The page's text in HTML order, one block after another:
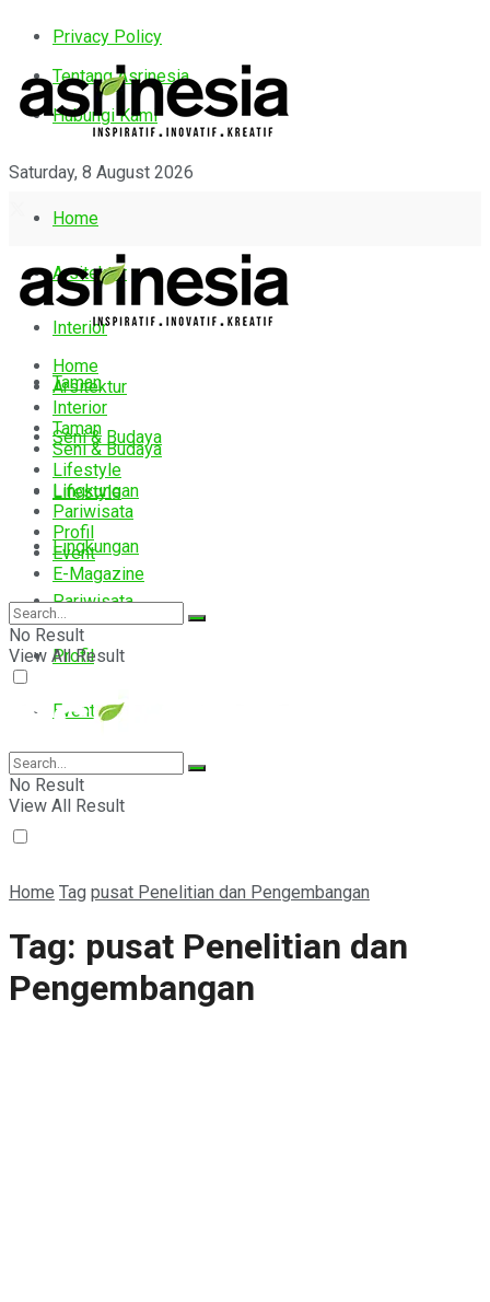
Privacy Policy
Tentang Asrinesia
Hubungi Kami
Saturday, 8 August 2026
Home
Arsitektur
Interior
Taman
Seni & Budaya
Lifestyle
Lingkungan
Pariwisata
Profil
Event
E-Magazine
Home
Arsitektur
Interior
Taman
Seni & Budaya
Lifestyle
Lingkungan
Pariwisata
Profil
Event
E-Magazine
No Result
View All Result
No Result
View All Result
Home Tag pusat Penelitian dan Pengembangan
Tag: pusat Penelitian dan
Pengembangan